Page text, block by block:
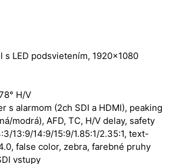
s LED podsvietením, 1920×1080
H/V
s alarmom (2ch SDI a HDMI), peaking
modrá), AFD, TC, H/V delay, safety
13:9/14:9/15:9/1.85:1/2.35:1, text-
false color, zebra, farebné pruhy
vstupy